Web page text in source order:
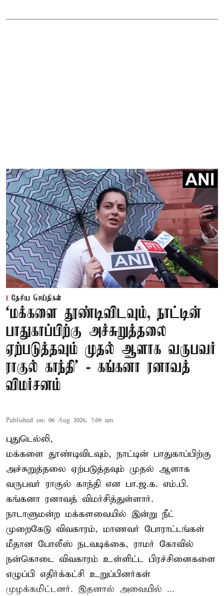
தேசிய செய்திகள்
‘மக்களை தூண்டிவிடவும், நாட்டின்
பாதுகாப்பிற்கு அச்சுறுத்தலை
ஏற்படுத்தவும் முதல் ஆளாக வருபவர்
ராகுல் காந்தி’ - கங்கனா ரனாவத்
விமர்சனம்
Published on: 06 Aug 2026, 7:09 am
புதுடெல்லி,
மக்களை தூண்டிவிடவும், நாட்டின் பாதுகாப்பிற்கு
அச்சுறுத்தலை ஏற்படுத்தவும் முதல் ஆளாக
வருபவர் ராகுல் காந்தி என பா.ஜ.க. எம்.பி.
கங்கனா ரனாவத் விமர்சித்துள்ளார்.
நாடாளுமன்ற மக்களவையில் இன்று நீட்
முறைகேடு விவகாரம், மாணவர் போராட்டங்கள்
மீதான போலீஸ் நடவடிக்கை, ராமர் கோவில்
நன்கொடை விவகாரம் உள்ளிட்ட பிரச்சினைகளை
எழுப்பி எதிர்க்கட்சி உறுப்பினர்கள்
முழக்கமிட்டனர். இதனால் அவையில் ...